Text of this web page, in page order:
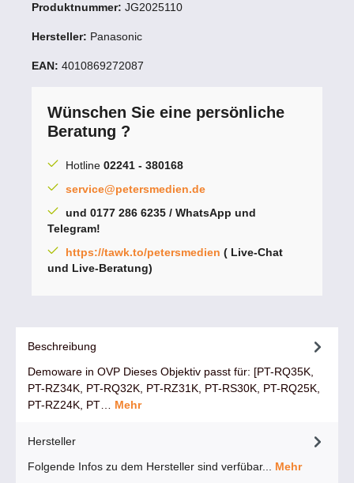
Produktnummer: JG2025110
Hersteller: Panasonic
EAN: 4010869272087
Wünschen Sie eine persönliche
Beratung ?
Hotline 02241 - 380168
service@petersmedien.de
und 0177 286 6235 / WhatsApp und
Telegram!
https://tawk.to/petersmedien ( Live-Chat
und Live-Beratung)
Beschreibung
Demoware in OVP Dieses Objektiv passt für: [PT-RQ35K,
PT-RZ34K, PT-RQ32K, PT-RZ31K, PT-RS30K, PT-RQ25K,
PT-RZ24K, PT… Mehr
Hersteller
Folgende Infos zu dem Hersteller sind verfübar... Mehr